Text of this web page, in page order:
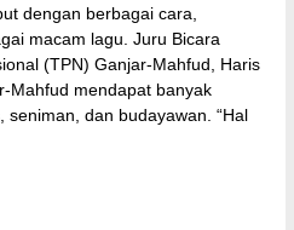
dengan berbagai cara,
macam lagu. Juru Bicara
(TPN) Ganjar-Mahfud, Haris
Mahfud mendapat banyak
dan budayawan. “Hal